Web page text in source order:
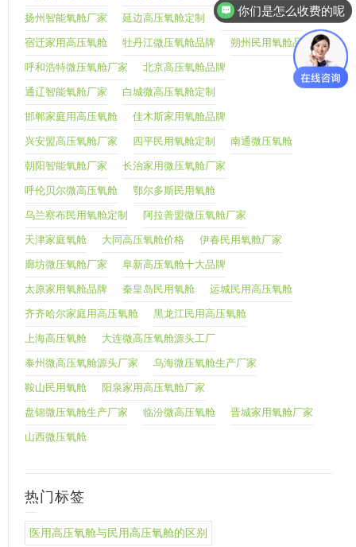
扬州智能氧舱厂家 延边高压氧舱定制 鸡西高压氧舱品牌
宿迁家用高压氧舱 牡丹江微压氧舱品牌 朔州民用氧舱品牌
呼和浩特微压氧舱厂家 北京高压氧舱品牌
通辽智能氧舱厂家 白城微高压氧舱定制
邯郸家庭用高压氧舱 佳木斯家用氧舱品牌
兴安盟高压氧舱厂家 四平民用氧舱定制 南通微压氧舱
朝阳智能氧舱厂家 长治家用微压氧舱厂家
呼伦贝尔微高压氧舱 鄂尔多斯民用氧舱
乌兰察布民用氧舱定制 阿拉善盟微压氧舱厂家
天津家庭氧舱 大同高压氧舱价格 伊春民用氧舱厂家
廊坊微压氧舱厂家 阜新高压氧舱十大品牌
太原家用氧舱品牌 秦皇岛民用氧舱 运城民用高压氧舱
齐齐哈尔家庭用高压氧舱 黑龙江民用高压氧舱
上海高压氧舱 大连微高压氧舱源头工厂
泰州微高压氧舱源头厂家 乌海微压氧舱生产厂家
鞍山民用氧舱 阳泉家用高压氧舱厂家
盘锦微压氧舱生产厂家 临汾微高压氧舱 晋城家用氧舱厂家
山西微压氧舱
热门标签
医用高压氧舱与民用高压氧舱的区别
你们是怎么收费的呢